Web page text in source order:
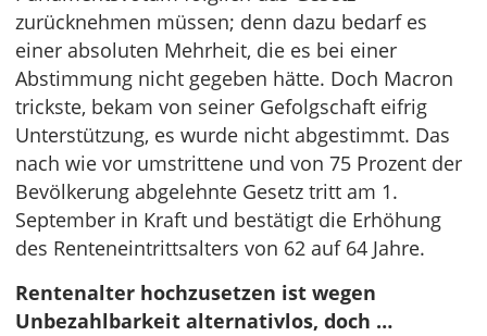
zurücknehmen müssen; denn dazu bedarf es
einer absoluten Mehrheit, die es bei einer
Abstimmung nicht gegeben hätte. Doch Macron
trickste, bekam von seiner Gefolgschaft eifrig
Unterstützung, es wurde nicht abgestimmt. Das
nach wie vor umstrittene und von 75 Prozent der
Bevölkerung abgelehnte Gesetz tritt am 1.
September in Kraft und bestätigt die Erhöhung
des Renteneintrittsalters von 62 auf 64 Jahre.
Rentenalter hochzusetzen ist wegen
Unbezahlbarkeit alternativlos, doch …